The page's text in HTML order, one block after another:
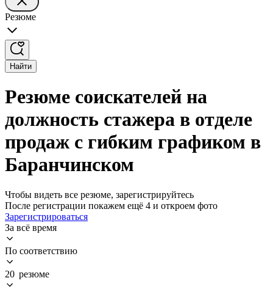
Резюме
Найти
Резюме соискателей на
должность стажера в отделе
продаж с гибким графиком в
Баранчинском
Чтобы видеть все резюме, зарегистрируйтесь
После регистрации покажем ещё 4 и откроем фото
Зарегистрироваться
За всё время
По соответствию
20 резюме